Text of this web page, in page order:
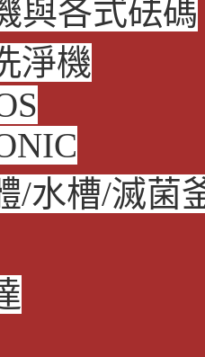
與各式砝碼
淨機
/水槽/滅菌